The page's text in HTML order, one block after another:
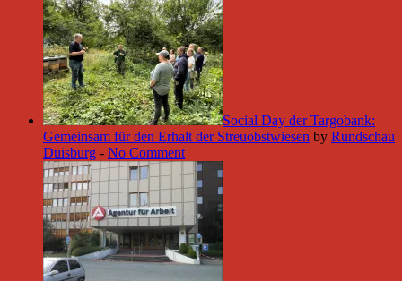
Social Day der Targobank:
Gemeinsam für den Erhalt der Streuobstwiesen by Rundschau
Duisburg - No Comment